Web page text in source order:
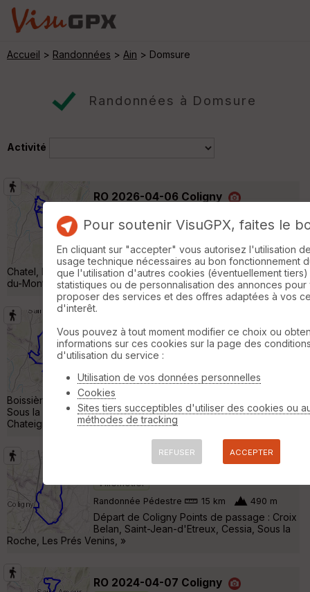
Accueil > Randonnées > Ain > Domsure
Randonnées à Domsure
Activité
RO 2026-04-06 Coligny
Randonnée Pédestre 31 km 1260 m
Départ de Coligny Points de passage :
Salavre, Roissiat, Chevignat, Pressiat, Mont
Chatel, Mont Myon, Plain Champ, Dingier, Salavre, Saint-Rému-
du-Mont, Plateau Vergongeat »
RO 2025-04-06 Coligny
Villemotier
Randonnée Pédestre
Départ de Coligny Points de passage : Bois
Rond, Poisoux, La Ripe, Civria, Bourcia, La
Boissière, Les Crève-Coeurs, Gaulin, Lanéria, Senaud, Ecuria,
Sous la Roche, Plateau de Vergoneat, Vergongeat, La
Chateignat »
ER 2025-04-25 Coligny
Villemotier
Randonnée Pédestre 15 km 490 m
Départ de Coligny Points de passage : Croix
Belan, Saint-Jean-d'Etreux, Cessia, Sous la
Roche, Les Prés Venins, »
RO 2024-04-07 Coligny
Pour soutenir VisuGPX, faites le
En cliquant sur "accepter" vous autorisez l'utilisation
usage technique nécessaires au bon fonctionnement
que l'utilisation d'autres cookies (éventuellement
statistiques ou de personnalisation des annonces pour
proposer des services et des offres adaptées à vos
d'interêt.
Vous pouvez à tout moment modifier ce choix ou
informations sur ces cookies sur la page des
d'utilisation du service :
Utilisation de vos données personnelles
Cookies
Sites tiers succeptibles d'utiliser des cookies ou
méthodes de tracking
REFUSER ACCEPTER